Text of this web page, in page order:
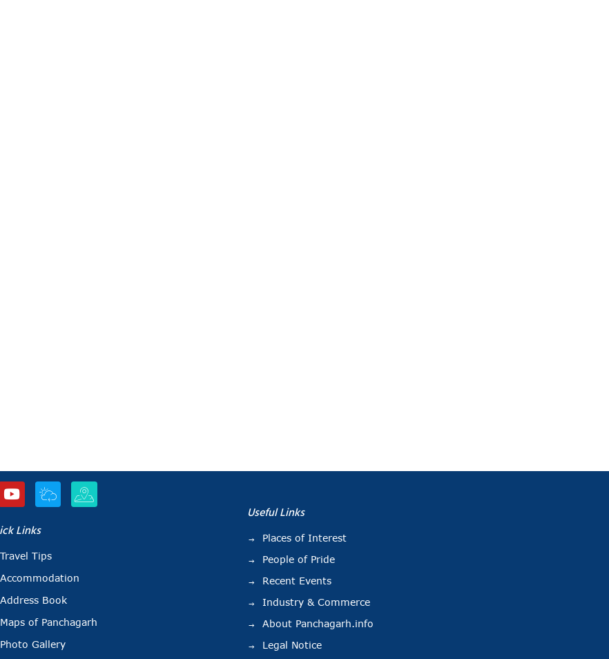
Links
Travel Tips
Accommodation
Address Book
Maps of Panchagarh
Photo Gallery
Useful Links
Places of Interest
People of Pride
Recent Events
Industry & Commerce
About Panchagarh.info
Legal Notice